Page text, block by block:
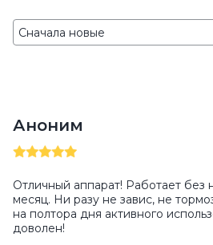
Аноним
Отличный аппарат! Работает без
месяц. Ни разу не завис, не
на полтора дня активного
доволен!